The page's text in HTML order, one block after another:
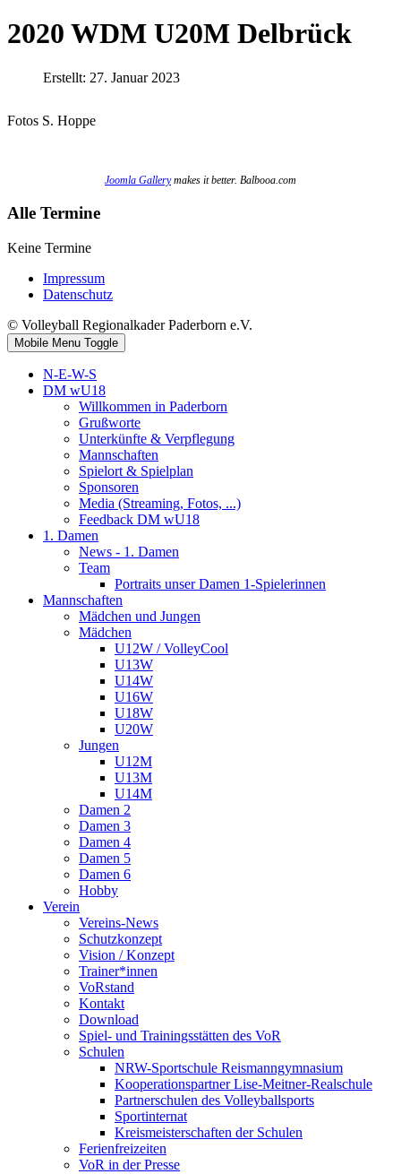
2020 WDM U20M Delbrück
Erstellt: 27. Januar 2023
Fotos S. Hoppe
Joomla Gallerymakes it better. Balbooa.com
Alle Termine
Keine Termine
Impressum
Datenschutz
© Volleyball Regionalkader Paderborn e.V.
Mobile Menu Toggle
N-E-W-S
DM wU18
Willkommen in Paderborn
Grußworte
Unterkünfte & Verpflegung
Mannschaften
Spielort & Spielplan
Sponsoren
Media (Streaming, Fotos, ...)
Feedback DM wU18
1. Damen
News - 1. Damen
Team
Portraits unser Damen 1-Spielerinnen
Mannschaften
Mädchen und Jungen
Mädchen
U12W / VolleyCool
U13W
U14W
U16W
U18W
U20W
Jungen
U12M
U13M
U14M
Damen 2
Damen 3
Damen 4
Damen 5
Damen 6
Hobby
Verein
Vereins-News
Schutzkonzept
Vision / Konzept
Trainer*innen
VoRstand
Kontakt
Download
Spiel- und Trainingsstätten des VoR
Schulen
NRW-Sportschule Reismanngymnasium
Kooperationspartner Lise-Meitner-Realschule
Partnerschulen des Volleyballsports
Sportinternat
Kreismeisterschaften der Schulen
Ferienfreizeiten
VoR in der Presse